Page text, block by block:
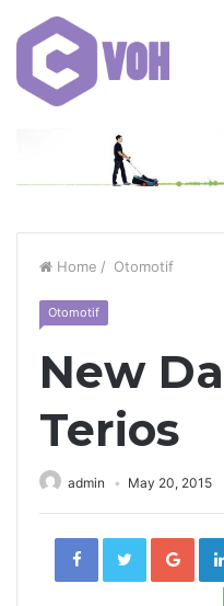
Home / Otomotif
Otomotif
New
Terios
admin May 20, 2015
FacebookTwitter